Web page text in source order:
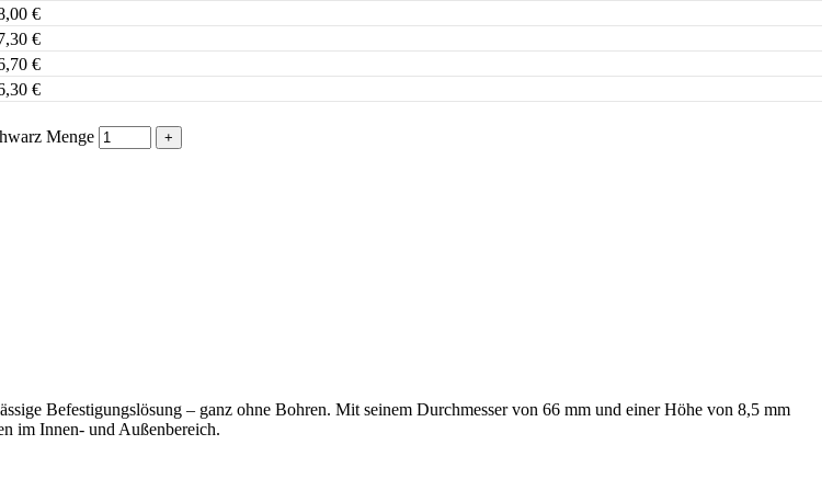
€
€
€
€
Menge
Befestigungslösung – ganz ohne Bohren. Mit seinem Durchmesser von 66 mm und einer Höhe von 8,5 mm
im Innen- und Außenbereich.